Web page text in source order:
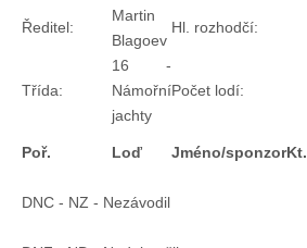
Setkání ČANY
Chci se stát členem
Ředitel:
Martin
Blagoev
Hl. rozhodčí:
Třída:
16 -
Námořní
jachty
Počet lodí:
Poř. Loď Jméno/sponzorKt.
DNC - NZ - Nezávodil